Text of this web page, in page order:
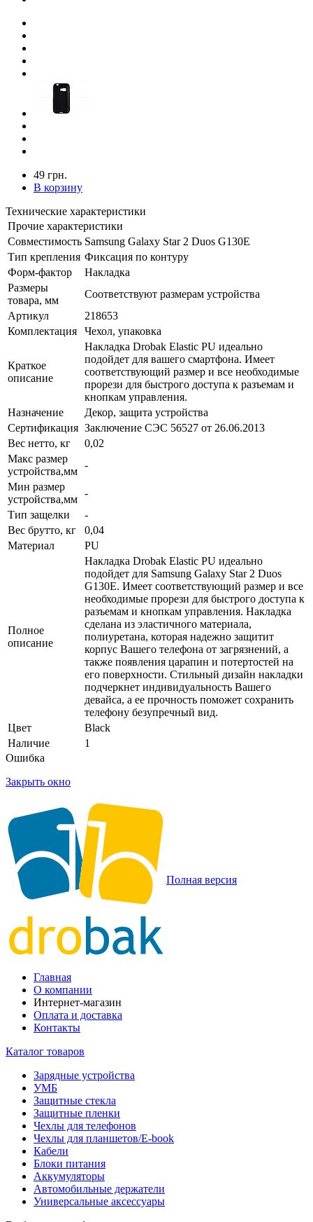
49 грн.
В корзину
Технические характеристики
Прочие характеристики
Совместимость Samsung Galaxy Star 2 Duos G130E
Тип крепления Фиксация по контуру
Форм-фактор
Накладка
Размеры
товара, мм
Соответствуют размерам устройства
Артикул
218653
Комплектация
Чехол, упаковка
Краткое
описание
Накладка Drobak Elastic PU идеально
подойдет для вашего смартфона. Имеет
соответствующий размер и все необходимые
прорези для быстрого доступа к разъемам и
кнопкам управления.
Назначение
Декор, защита устройства
Сертификация Заключение СЭС 56527 от 26.06.2013
Вес нетто, кг
0,02
Макс размер
устройства,мм
-
Мин размер
устройства,мм
-
Тип защелки
-
Вес брутто, кг
0,04
Материал
PU
Полное
описание
Накладка Drobak Elastic PU идеально
подойдет для Samsung Galaxy Star 2 Duos
G130E. Имеет соответствующий размер и все
необходимые прорези для быстрого доступа к
разъемам и кнопкам управления. Накладка
сделана из эластичного материала,
полиуретана, которая надежно защитит
корпус Вашего телефона от загрязнений, а
также появления царапин и потертостей на
его поверхности. Стильный дизайн накладки
подчеркнет индивидуальность Вашего
девайса, а ее прочность поможет сохранить
телефону безупречный вид.
Цвет
Black
Наличие
1
Ошибка
Закрыть окно
Полная версия
Главная
О компании
Интернет-магазин
Оплата и доставка
Контакты
Каталог товаров
Зарядные устройства
УМБ
Защитные стекла
Защитные пленки
Чехлы для телефонов
Чехлы для планшетов/E-book
Кабели
Блоки питания
Аккумуляторы
Автомобильные держатели
Универсальные аксессуары